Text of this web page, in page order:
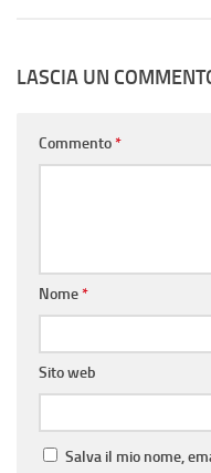
LASCIA UN
Commento*
Nome*
Sito web
Salva il mio nome,